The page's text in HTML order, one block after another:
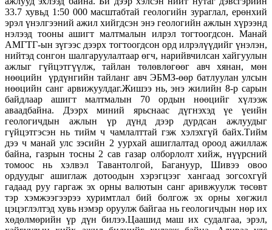
33.7 хувьд 1:50 000 масштабтай геологийн зураглал, ерөнхий
эрэл үнэлгээний ажил хийгдсэн энэ геологийн ажлын хүрээнд
нэлээд тооны ашигт малтмалын илрэл тогтоогдсон. Манай
АМГТГ-ын зүгээс дээрх тогтоогдсон орд илрэлүүдийг үнэлэн,
нийтэд сонгон шалгаруулалтаар өгч, нарийвчилсан хайгуулын
ажлыг гүйцэтгүүлж, тайлан төлөвлөгөөг авч хянан, мөн
нөөцийн үрдүнгийн тайланг авч ЭБМЗ-өөр батлуулан улсын
нөөцийн санг арвижуулдаг.Жишээ нь, энэ жилийн 8-р сарын
байдлаар ашигт малтмалын 70 ордын нөөцийг хүлээж
аваадбайна. Дээрх миний ярьснаас дүгнэхэд үе үеийн
геологичдын ажлын үр дүнд дээр дурдсан ажлуудыг
гүйцэтгэсэн нь тийм ч чамлалттай гэж хэлэхгүй байх.Тийм
дээ ч манай улс зэсийн 2 уурхай ашиглалтад ороод ажиллаж
байна, газрын тосны 2 сав газар олборлолт хийж, нүүрсний
томоос нь хэлвэл Тавантолгой, Багануур, Шивээ овоо
ордуудыг ашиглаж дотоодын хэрэгцээг хангаад зогсохгүй
гадаад руу гаргаж эх орны валютын санг аривжуулж төсөвт
тэр хэмжээгээрээ хуримтлал бий болгож эх орны хөгжил
цэцэглэлтэд хувь нэмэр оруулж байгаа нь геологичдын нөр их
хөдөлмөрийн үр дүн билээ.Цаашид маш их судалгаа, эрэл,